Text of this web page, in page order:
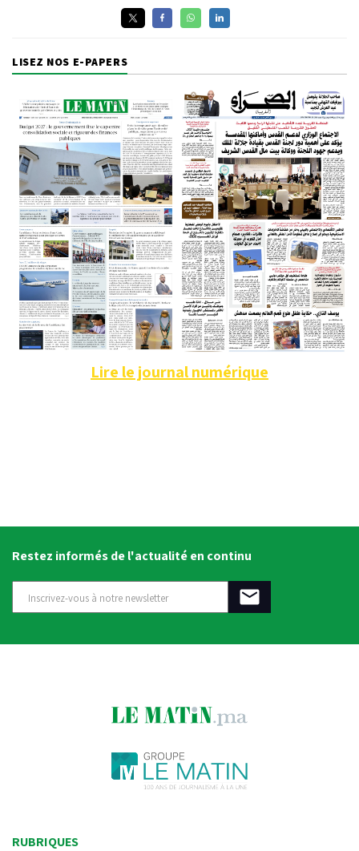
LISEZ NOS E-PAPERS
Lire le journal numérique
Restez informés de l'actualité en continu
RUBRIQUES